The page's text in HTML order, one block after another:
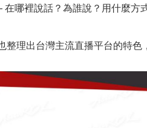
哪裡說話？為誰說？用什麼方
整理出台灣主流直播平台的特色